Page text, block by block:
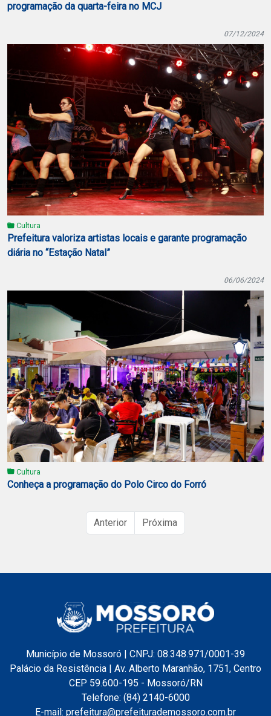
programação da quarta-feira no MCJ
07/12/2024
Cultura
Prefeitura valoriza artistas locais e garante programação
diária no “Estação Natal”
06/06/2024
Cultura
Conheça a programação do Polo Circo do Forró
Anterior Próxima
Município de Mossoró | CNPJ: 08.348.971/0001-39
Palácio da Resistência | Av. Alberto Maranhão, 1751, Centro
CEP 59.600-195 - Mossoró/RN
Telefone: (84) 2140-6000
E-mail: prefeitura@prefeiturademossoro.com.br